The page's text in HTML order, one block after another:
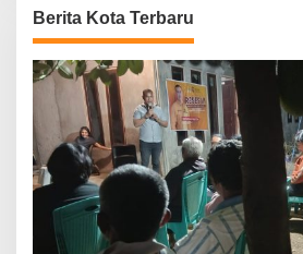
Berita Kota Terbaru